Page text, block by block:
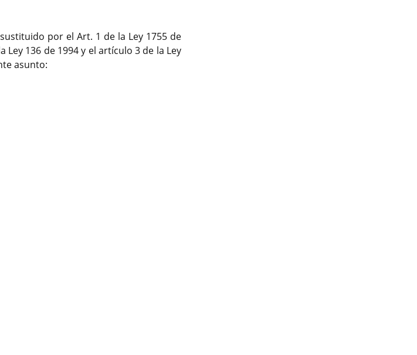
por el Art. 1 de la Ley 1755 de
136 de 1994 y el artículo 3 de la Ley
asunto: